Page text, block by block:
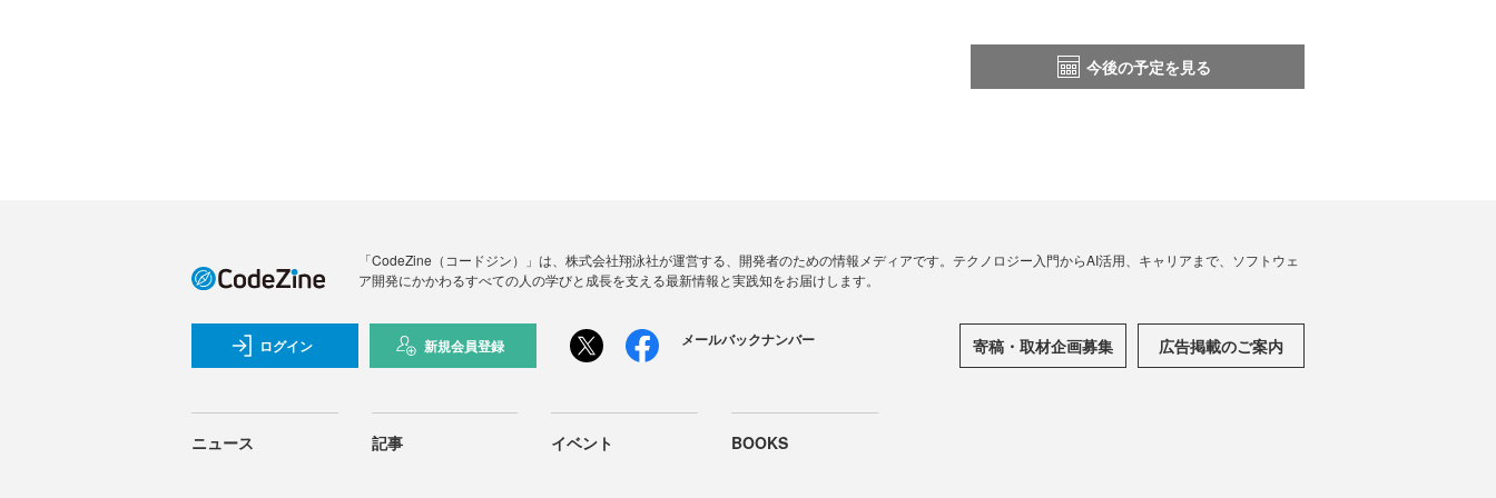
今後の予定を見る
ア開発にかかわるすべての人の学びと成長を支える最新情報と実践知をお届けします。
ログイン 新規会員登録 寄稿・取材企画募集 広告掲載のご案内